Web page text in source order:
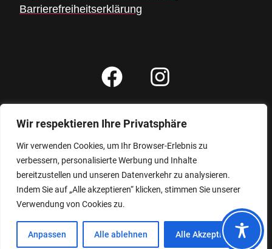
Wir respektieren Ihre Privatsphäre
Wir verwenden Cookies, um Ihr Browser-Erlebnis zu
verbessern, personalisierte Werbung und Inhalte
bereitzustellen und unseren Datenverkehr zu analysieren.
Indem Sie auf „Alle akzeptieren“ klicken, stimmen Sie unserer
Verwendung von Cookies zu.
Anpassen Alle ablehnen Alle Akzeptieren
Barrierefreiheitserklärung
Gesamtbesucher: 6392
Besucher heute: 4